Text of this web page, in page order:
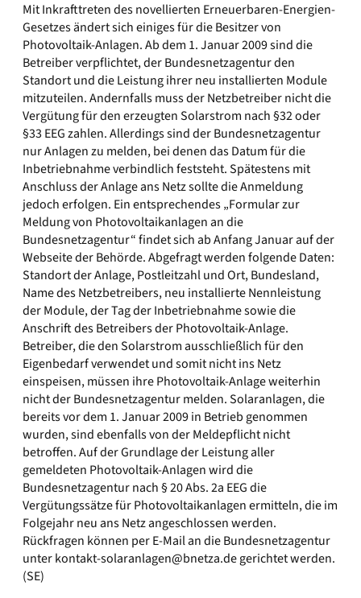
Mit Inkrafttreten des novellierten Erneuerbaren-Energien-
Gesetzes ändert sich einiges für die Besitzer von
Photovoltaik-Anlagen. Ab dem 1. Januar 2009 sind die
Betreiber verpflichtet, der Bundesnetzagentur den
Standort und die Leistung ihrer neu installierten Module
mitzuteilen. Andernfalls muss der Netzbetreiber nicht die
Vergütung für den erzeugten Solarstrom nach §32 oder
§33 EEG zahlen. Allerdings sind der Bundesnetzagentur
nur Anlagen zu melden, bei denen das Datum für die
Inbetriebnahme verbindlich feststeht. Spätestens mit
Anschluss der Anlage ans Netz sollte die Anmeldung
jedoch erfolgen. Ein entsprechendes„Formular zur
Meldung von Photovoltaikanlagen an die
Bundesnetzagentur“ findet sich ab Anfang Januar auf der
Webseite der Behörde. Abgefragt werden folgende Daten:
Standort der Anlage, Postleitzahl und Ort, Bundesland,
Name des Netzbetreibers, neu installierte Nennleistung
der Module, der Tag der Inbetriebnahme sowie die
Anschrift des Betreibers der Photovoltaik-Anlage.
Betreiber, die den Solarstrom ausschließlich für den
Eigenbedarf verwendet und somit nicht ins Netz
einspeisen, müssen ihre Photovoltaik-Anlage weiterhin
nicht der Bundesnetzagentur melden. Solaranlagen, die
bereits vor dem 1. Januar 2009 in Betrieb genommen
wurden, sind ebenfalls von der Meldepflicht nicht
betroffen. Auf der Grundlage der Leistung aller
gemeldeten Photovoltaik-Anlagen wird die
Bundesnetzagentur nach § 20 Abs. 2a EEG die
Vergütungssätze für Photovoltaikanlagen ermitteln, die im
Folgejahr neu ans Netz angeschlossen werden.
Rückfragen können per E-Mail an die Bundesnetzagentur
unterkontakt-solaranlagen@bnetza.degerichtet werden.
(SE)